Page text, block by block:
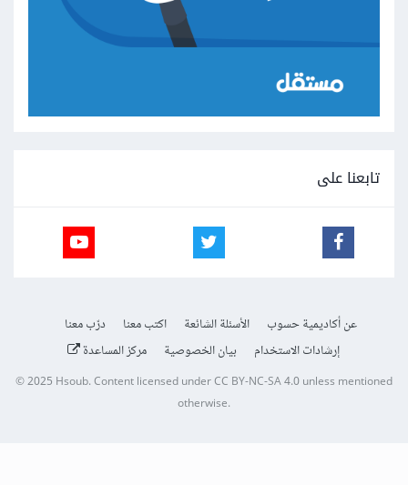
تابعنا على
عن أكاديمية حسوب الأسئلة الشائعة اكتب معنا
درّب معنا
إرشادات الاستخدام
بيان الخصوصية مركز المساعدة
© 2025 Hsoub.Content licensed underCC BY-NC-SA 4.0unless mentioned
otherwise.